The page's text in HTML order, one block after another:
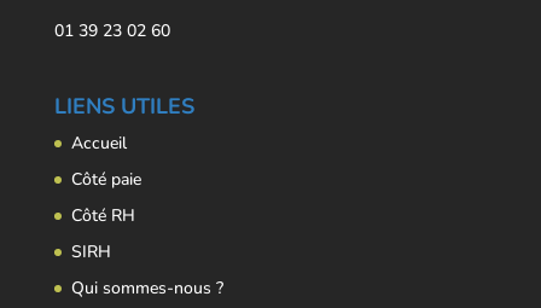
01 39 23 02 60
LIENS UTILES
Accueil
Côté paie
Côté RH
SIRH
Qui sommes-nous ?